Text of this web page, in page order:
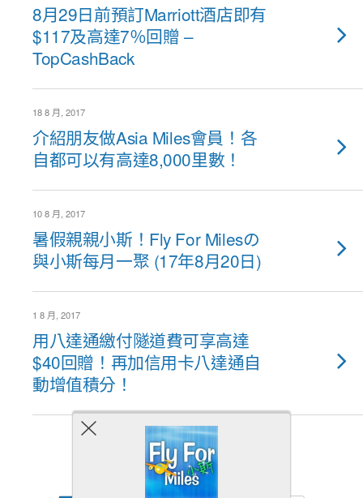
8月29日前預訂Marriott酒店即有
$117及高達7％回贈 –
TopCashBack
18 8 月, 2017
介紹朋友做Asia Miles會員！各
自都可以有高達8,000里數！
10 8 月, 2017
暑假親親小斯！Fly For Milesの
與小斯每月一聚 (17年8月20日)
1 8 月, 2017
用八達通繳付隧道費可享高達
$40回贈！再加信用卡八達通自
動增值積分！
Back to top